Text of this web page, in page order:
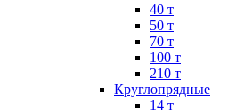
40 т
50 т
70 т
100 т
210 т
Круглопрядные
14 т